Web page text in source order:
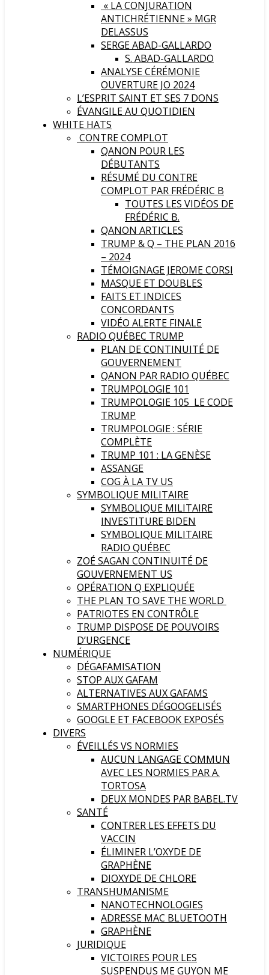
« LA CONJURATION
ANTICHRÉTIENNE » MGR
DELASSUS
SERGE ABAD-GALLARDO
S. ABAD-GALLARDO
ANALYSE CÉRÉMONIE
OUVERTURE JO 2024
L’ESPRIT SAINT ET SES 7 DONS
ÉVANGILE AU QUOTIDIEN
WHITE HATS
CONTRE COMPLOT
QANON POUR LES
DÉBUTANTS
RÉSUMÉ DU CONTRE
COMPLOT PAR FRÉDÉRIC B
TOUTES LES VIDÉOS DE
FRÉDÉRIC B.
QANON ARTICLES
TRUMP & Q – THE PLAN 2016
– 2024
TÉMOIGNAGE JEROME CORSI
MASQUE ET DOUBLES
FAITS ET INDICES
CONCORDANTS
VIDÉO ALERTE FINALE
RADIO QUÉBEC TRUMP
PLAN DE CONTINUITÉ DE
GOUVERNEMENT
QANON PAR RADIO QUÉBEC
TRUMPOLOGIE 101
TRUMPOLOGIE 105 LE CODE
TRUMP
TRUMPOLOGIE : SÉRIE
COMPLÈTE
TRUMP 101 : LA GENÈSE
ASSANGE
COG À LA TV US
SYMBOLIQUE MILITAIRE
SYMBOLIQUE MILITAIRE
INVESTITURE BIDEN
SYMBOLIQUE MILITAIRE
RADIO QUÉBEC
ZOÉ SAGAN CONTINUITÉ DE
GOUVERNEMENT US
OPÉRATION Q EXPLIQUÉE
THE PLAN TO SAVE THE WORLD
PATRIOTES EN CONTRÔLE
TRUMP DISPOSE DE POUVOIRS
D’URGENCE
NUMÉRIQUE
DÉGAFAMISATION
STOP AUX GAFAM
ALTERNATIVES AUX GAFAMS
SMARTPHONES DÉGOOGELISÉS
GOOGLE ET FACEBOOK EXPOSÉS
DIVERS
ÉVEILLÉS VS NORMIES
AUCUN LANGAGE COMMUN
AVEC LES NORMIES PAR A.
TORTOSA
DEUX MONDES PAR BABEL.TV
SANTÉ
CONTRER LES EFFETS DU
VACCIN
ÉLIMINER L’OXYDE DE
GRAPHÈNE
DIOXYDE DE CHLORE
TRANSHUMANISME
NANOTECHNOLOGIES
ADRESSE MAC BLUETOOTH
GRAPHÈNE
JURIDIQUE
VICTOIRES POUR LES
SUSPENDUS ME GUYON ME